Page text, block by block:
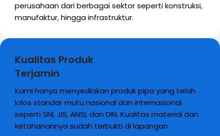
perusahaan dari berbagai sektor seperti konstruksi,
manufaktur, hingga infrastruktur.
Kualitas Produk
Terjamin
Kami hanya menyediakan produk pipa yang telah
lolos standar mutu nasional dan internasional
seperti SNI, JIS, ANSI, dan DIN. Kualitas material dan
ketahanannya sudah terbukti di lapangan.